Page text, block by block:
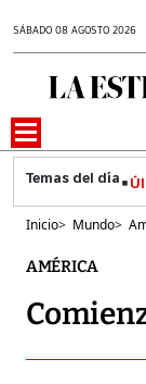
SÁBADO 08 AGOSTO 2026
Inicio> Mundo>
AMÉRICA